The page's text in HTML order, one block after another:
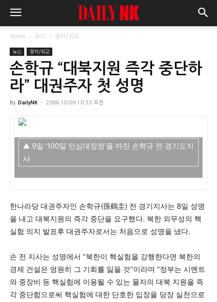
Home 뉴스 정치/외교
뉴스 정치/외교
손학규 “대북지원 즉각 중단하
라” 대권주자 첫 성명
By DailyNK - 2006.10.09 10:33 오전
▲ 9일 ‘100일 민심대장정’을 마친 손학규 전 경기도지
사
한나라당 대권주자인 손학규(孫鶴圭) 전 경기지사는 8일 성명
을 내고 대북지원의 즉각 중단을 요구했다. 북한 외무성의 핵
실험 의지 발표후 대권주자로서는 처음으로 성명을 냈다.
손 전 지사는 성명에서 “북한이 핵실험을 강행한다면 북한의
경제 건설은 영원히 그 기회를 잃을 것”이라며 “정부는 시멘트
와 중장비 등 핵실험에 이용될 수 있는 물자의 대북 지원을 즉
각 중단함으로써 핵실험에 대한 단호한 입장을 당장 실천으로